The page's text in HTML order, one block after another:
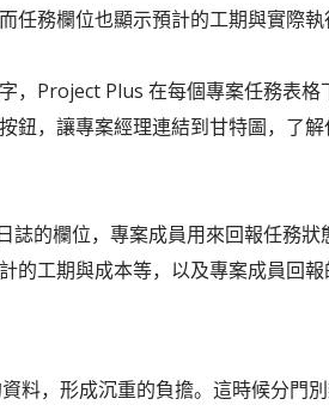
務欄位也顯示預計的工期與實際執
，Project Plus 在每個專案任務表格
鈕，讓專案經理連結到甘特圖，了
的欄位，專案成員用來回報任務狀
工期與成本等，以及專案成員回報
料，形成沉重的負擔。這時候分門